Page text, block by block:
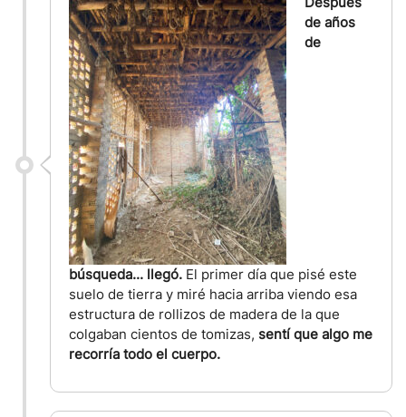
de años
de
búsqueda... llegó. El primer día que pisé este
suelo de tierra y miré hacia arriba viendo esa
estructura de rollizos de madera de la que
colgaban cientos de tomizas, sentí que algo me
recorría todo el cuerpo.